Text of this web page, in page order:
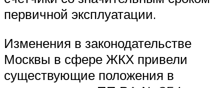
первичной эксплуатации.
Изменения в законодательстве
Москвы в сфере ЖКХ привели
существующие положения в